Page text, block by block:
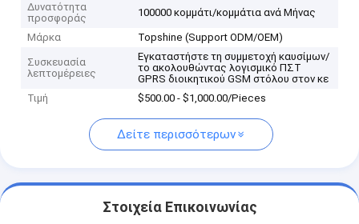
Δυνατότητα
προσφοράς
100000 κομμάτι/κομμάτια ανά Μήνας
Μάρκα Topshine (Support ODM/OEM)
Συσκευασία
λεπτομέρειες
Εγκαταστήστε τη συμμετοχή καυσίμων/
το ακολουθώντας λογισμικό ΠΣΤ
GPRS διοικητικού GSM στόλου στον κε
Τιμή
$500.00 - $1,000.00/Pieces
Δείτε περισσότερων
Στοιχεία Επικοινωνίας